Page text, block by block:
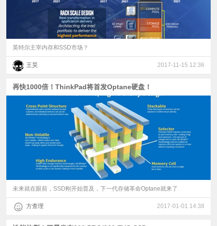
英特尔主宰内存和SSD市场？
王昊 2017-11-15 12:36
再快1000倍！ThinkPad将首发Optane硬盘！
未来就在眼前，SSD刚开始普及，下一代存储革命Optane就来了
方查理 2017-01-01 14:38